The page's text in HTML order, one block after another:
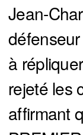
Jean-
à
rejeté les
affirmant